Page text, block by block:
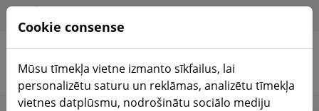
Meklēt produktus
Cookie consense
Mūsu tīmekļa vietne izmanto sīkfailus, lai
personalizētu saturu un reklāmas, analizētu tīmekļa
vietnes datplūsmu, nodrošinātu sociālo mediju